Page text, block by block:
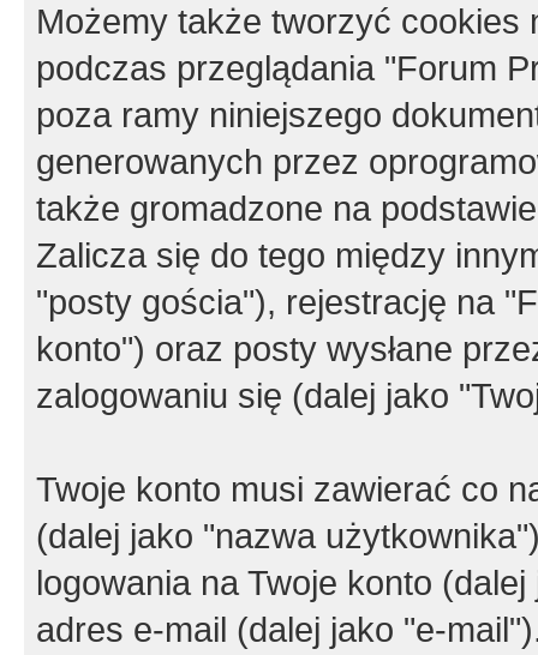
Możemy także tworzyć cookies
podczas przeglądania "Forum
poza ramy niniejszego
generowanych przez
także gromadzone na
Zalicza się do tego między
"posty gościa"), rejestrację na
konto") oraz posty wysłane
zalogowaniu się (dalej jako
Twoje konto musi zawierać co
(dalej jako "nazwa
logowania na Twoje konto
adres e-mail (dalej jako "e-